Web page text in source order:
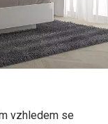
vzhledem se